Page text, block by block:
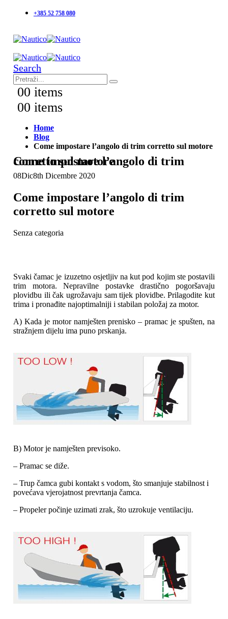
+385 52 758 080
Search
00 items
00 items
Home
Blog
Come impostare l’angolo di trim corretto sul motore
Come impostare l’angolo di trim corretto sul motore
08Dic8th Dicembre 2020
Come impostare l’angolo di trim
corretto sul motore
Senza categoria
Svaki čamac je izuzetno osjetljiv na kut pod kojim ste postavili
trim motora. Nepravilne postavke drastično pogoršavaju
plovidbu ili čak ugrožavaju sam tijek plovidbe. Prilagodite kut
trima i pronađite najoptimalniji i stabilan položaj za motor.
A) Kada je motor namješten prenisko – pramac je spušten, na
stražnjem dijelu ima puno prskanja.
B) Motor je namješten previsoko.
– Pramac se diže.
– Trup čamca gubi kontakt s vodom, što smanjuje stabilnost i
povećava vjerojatnost prevrtanja čamca.
– Propeler počinje uzimati zrak, što uzrokuje ventilaciju.